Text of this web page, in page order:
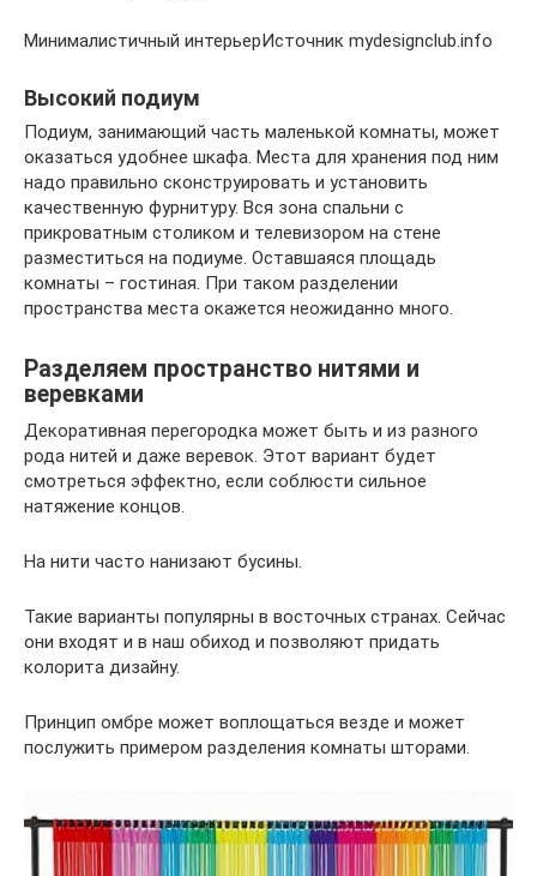
Минималистичный интерьерИсточник mydesignclub.info
Высокий подиум
Подиум, занимающий часть маленькой комнаты, может
оказаться удобнее шкафа. Места для хранения под ним
надо правильно сконструировать и установить
качественную фурнитуру. Вся зона спальни с
прикроватным столиком и телевизором на стене
разместиться на подиуме. Оставшаяся площадь
комнаты – гостиная. При таком разделении
пространства места окажется неожиданно много.
Разделяем пространство нитями и
веревками
Декоративная перегородка может быть и из разного
рода нитей и даже веревок. Этот вариант будет
смотреться эффектно, если соблюсти сильное
натяжение концов.
На нити часто нанизают бусины.
Такие варианты популярны в восточных странах. Сейчас
они входят и в наш обиход и позволяют придать
колорита дизайну.
Принцип омбре может воплощаться везде и может
послужить примером разделения комнаты шторами.